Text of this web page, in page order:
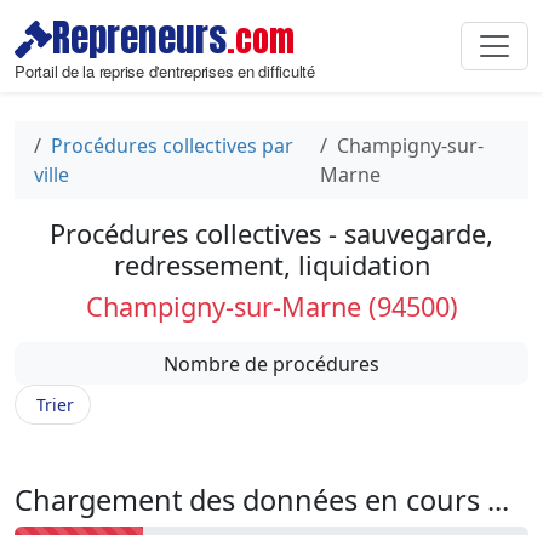
Repreneurs.com
Portail de la reprise d'entreprises en difficulté
Procédures collectives par
ville
Champigny-sur-
Marne
Procédures collectives - sauvegarde,
redressement, liquidation
Champigny-sur-Marne (94500)
Nombre de procédures
Trier
Chargement des données en cours ...